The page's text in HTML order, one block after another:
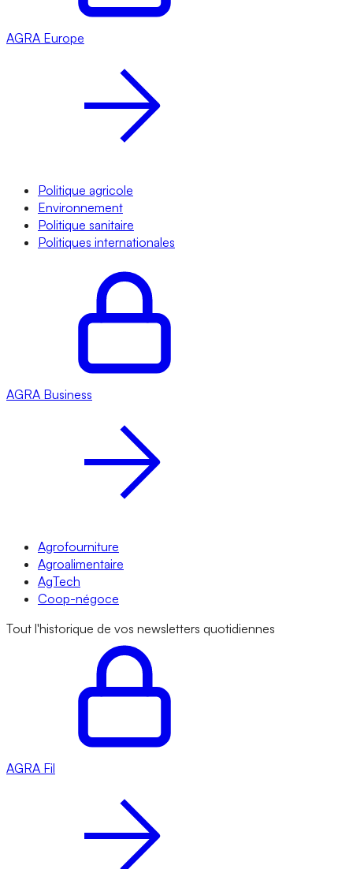
AGRA Europe
Politique agricole
Environnement
Politique sanitaire
Politiques internationales
AGRA Business
Agrofourniture
Agroalimentaire
AgTech
Coop-négoce
Tout l'historique de vos newsletters quotidiennes
AGRA Fil